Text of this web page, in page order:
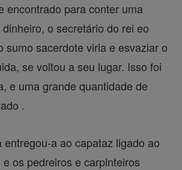
encontrado para conter uma
o secretário do rei eo
sumo sacerdote viria e esvaziar o
se voltou a seu lugar. Isso foi
e uma grande quantidade de
.
entregou-a ao capataz ligado ao
os pedreiros e carpinteiros